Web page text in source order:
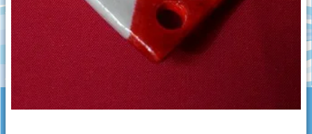
Découpe laser
Pendentifs en céramique
Objets en céramique
Galets